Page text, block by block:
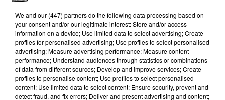
MUSICALE
L’association"Star pour tous!" est née d’un
engagement fort : rendre l’accès aux concerts plus
juste, plus large et plus inclusif. Elle œuvre à
démocratiser la culture musicale auprès du grand
public, du jeune public, et en particulier du milieu
We and our (447) partnersdo the following data processing based on
your consent and/or our legitimate interest: Store and/or access
information on a device; Use limited data to select advertising; Create
profiles for personalised advertising; Use profiles to select personalised
advertising; Measure advertising performance; Measure content
performance; Understand audiences through statistics or combinations
of data from different sources; Develop and improve services; Create
profiles to personalise content; Use profiles to select personalised
content; Use limited data to select content; Ensure security, prevent and
detect fraud, and fix errors; Deliver and present advertising and content;